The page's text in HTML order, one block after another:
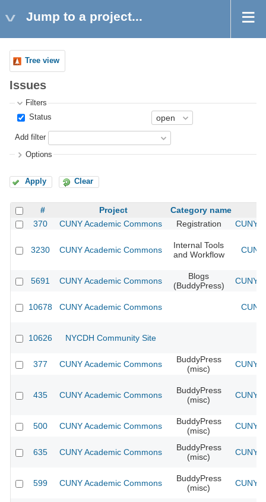
Jump to a project...
Tree view
Issues
Filters
Status
Add filter
Options
Apply Clear
# Project
Category name
370
CUNY Academic Commons Registration CUNY
3230 CUNY Academic Commons
Internal Tools
and Workflow
5691 CUNY Academic Commons
Blogs
(BuddyPress)
CUNY
10678 CUNY Academic Commons
10626 NYCDH Community Site
377 CUNY Academic Commons
BuddyPress
(misc)
CUNY
435 CUNY Academic Commons
BuddyPress
(misc)
CUNY
500 CUNY Academic Commons
BuddyPress
(misc)
CUNY
635 CUNY Academic Commons
BuddyPress
(misc)
CUNY
599 CUNY Academic Commons
BuddyPress
(misc)
CUNY